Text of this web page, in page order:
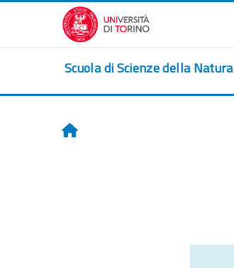
Salta al contenido principal
Scuola di Scienze della Natura
Inicio